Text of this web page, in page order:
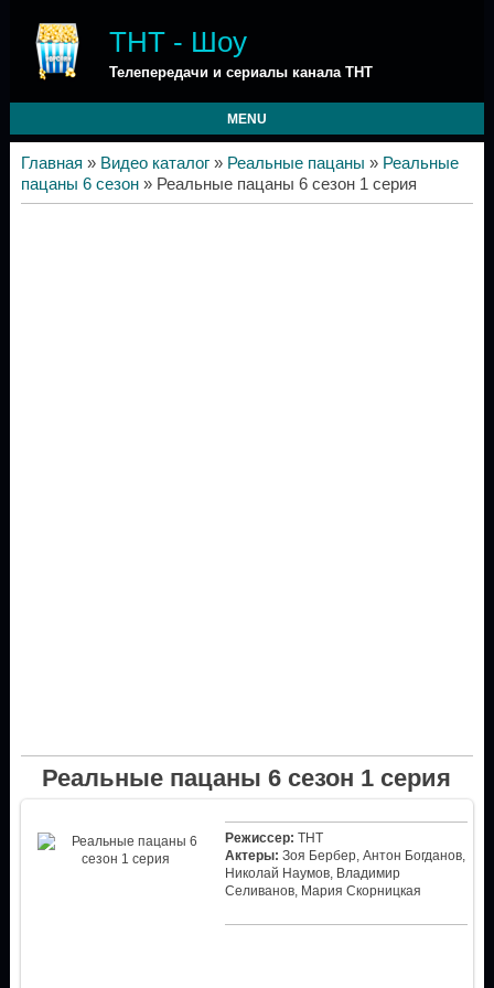
ТНТ - Шоу
Телепередачи и сериалы канала ТНТ
MENU
Главная » Видео каталог» Реальные пацаны » Реальные
пацаны 6 сезон» Реальные пацаны 6 сезон 1 серия
Реальные пацаны 6 сезон 1 серия
Режиссер: ТНТ
Актеры: Зоя Бербер, Антон Богданов,
Николай Наумов, Владимир
Селиванов, Мария Скорницкая